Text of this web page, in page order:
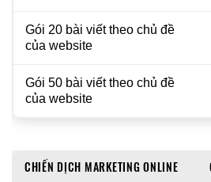
Gói 20 bài viết theo chủ đề
của website
Gói 50 bài viết theo chủ đề
của website
CHIẾN DỊCH MARKETING ONLINE